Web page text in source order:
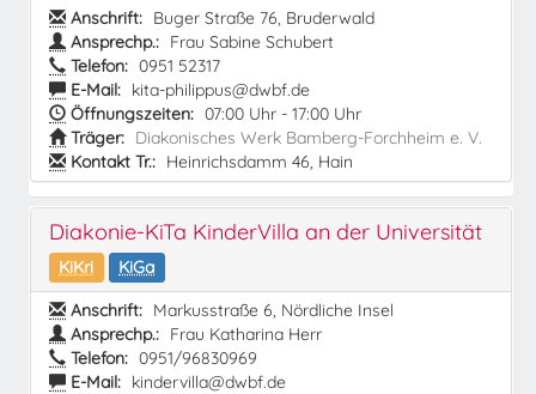
Anschrift: Buger Straße 76, Bruderwald
Ansprechp.: Frau Sabine Schubert
Telefon: 0951 52317
E-Mail: kita-philippus@dwbf.de
Öffnungszeiten: 07:00 Uhr - 17:00 Uhr
Träger: Diakonisches Werk Bamberg-Forchheim e. V.
Kontakt Tr.: Heinrichsdamm 46, Hain
Diakonie-KiTa KinderVilla an der Universität
KiKri
KiGa
Anschrift: Markusstraße 6, Nördliche Insel
Ansprechp.: Frau Katharina Herr
Telefon: 0951/96830969
E-Mail: kindervilla@dwbf.de